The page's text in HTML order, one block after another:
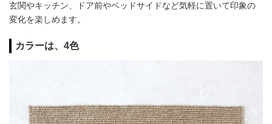
玄関やキッチン、ドア前やベッドサイドなど気軽に置いて印象の
変化を楽しめます。
カラーは、4色